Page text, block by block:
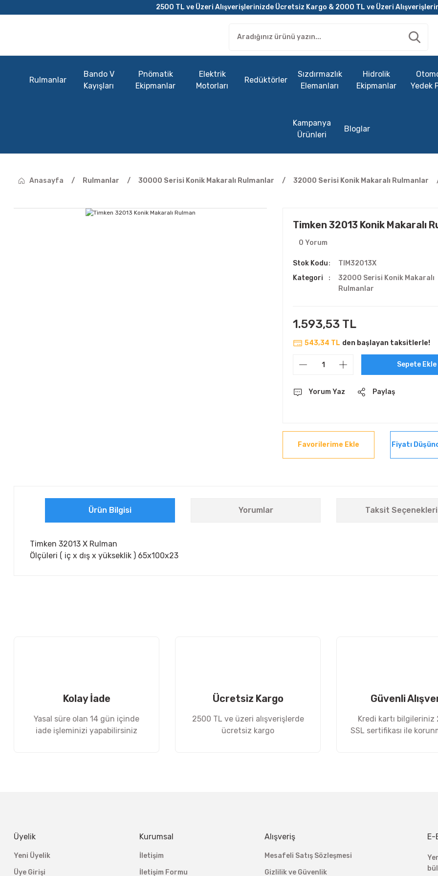
2500 TL ve Üzeri Alışverişlerinizde Ücretsiz Kargo & 2000 TL ve Üzeri
Rulmanlar
Bando V
Kayışları
Pnömatik
Ekipmanlar
Elektrik
Motorları
Redüktörler
Sızdırmazlık
Elemanları
Hidrolik
Ekipmanlar
Yedek
Kampanya
Ürünleri
Bloglar
Anasayfa Rulmanlar 30000 Serisi Konik Makaralı Rulmanlar 32000 Serisi Konik Makaralı Rulmanlar
Timken 32013 Konik Makaralı
0 Yorum
Stok Kodu
TIM32013X
Kategori
32000 Serisi Konik Makaralı
Rulmanlar
1.593,53 TL
543,34 TL den başlayan taksitlerle!
Sepete Ekle
Yorum Yaz Paylaş
Fiyatı
Ürün Bilgisi Yorumlar Taksit Seçenekleri
Timken 32013 X Rulman
Ölçüleri ( iç x dış x yükseklik ) 65x100x23
Kolay İade
Yasal süre olan 14 gün içinde
iade işleminizi yapabilirsiniz
Ücretsiz Kargo
2500 TL ve üzeri alışverişlerde
ücretsiz kargo
Güvenli
Kredi kartı bilgileriniz
SSL sertifikası ile
Üyelik
Yeni Üyelik
Üye Girişi
Kurumsal
İletişim
İletişim Formu
Alışveriş
Mesafeli Satış Sözleşmesi
Gizlilik ve Güvenlik
E-